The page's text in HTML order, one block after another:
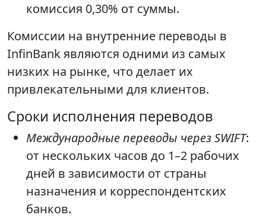
комиссия 0,30% от суммы.
Комиссии на внутренние переводы в
InfinBank являются одними из самых
низких на рынке, что делает их
привлекательными для клиентов.
Сроки исполнения переводов
Международные переводы через SWIFT:
от нескольких часов до 1–2 рабочих
дней в зависимости от страны
назначения и корреспондентских
банков.